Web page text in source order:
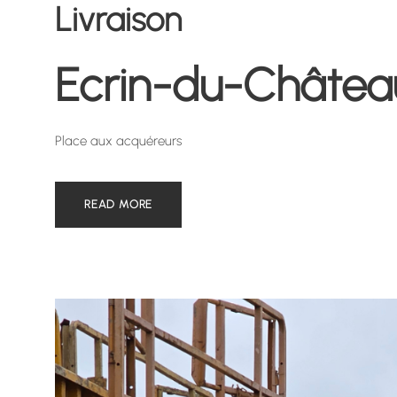
Livraison
Ecrin-du-
Place aux acquéreurs
READ MORE